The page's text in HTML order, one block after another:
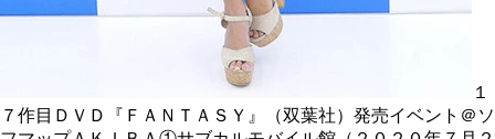
１
７作目ＤＶＤ『ＦＡＮＴＡＳＹ』（双葉社）発売イベント＠ソ